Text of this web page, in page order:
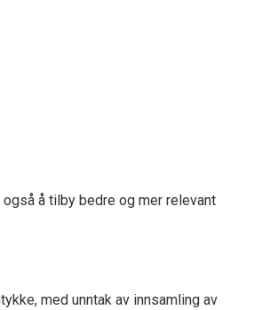
å tilby bedre og mer relevant
med unntak av innsamling av